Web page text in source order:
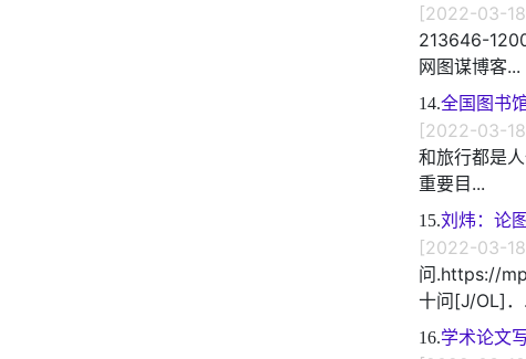
[2022-03-
213646-
网图谋博客...
14.全国图书
[2022-03-
和旅行都是
重要目...
15.刘炜：论
[2022-03-
问.https://
十问[J/OL]．
16.学术论文